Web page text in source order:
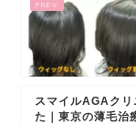
スマイルAGAク
た｜東京の薄毛治